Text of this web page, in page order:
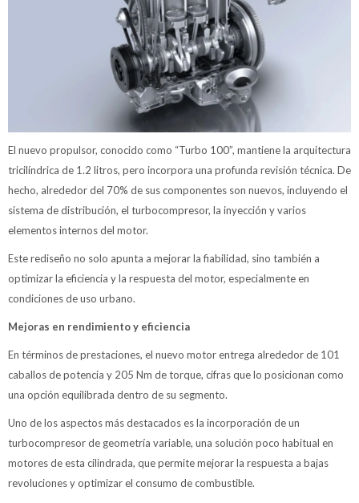
El nuevo propulsor, conocido como “Turbo 100”, mantiene la arquitectura
tricilíndrica de 1.2 litros, pero incorpora una profunda revisión técnica. De
hecho, alrededor del 70% de sus componentes son nuevos, incluyendo el
sistema de distribución, el turbocompresor, la inyección y varios
elementos internos del motor.
Este rediseño no solo apunta a mejorar la fiabilidad, sino también a
optimizar la eficiencia y la respuesta del motor, especialmente en
condiciones de uso urbano.
Mejoras en rendimiento y eficiencia
En términos de prestaciones, el nuevo motor entrega alrededor de 101
caballos de potencia y 205 Nm de torque, cifras que lo posicionan como
una opción equilibrada dentro de su segmento.
Uno de los aspectos más destacados es la incorporación de un
turbocompresor de geometría variable, una solución poco habitual en
motores de esta cilindrada, que permite mejorar la respuesta a bajas
revoluciones y optimizar el consumo de combustible.